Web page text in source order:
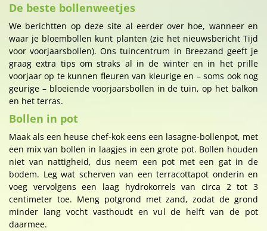
De beste bollenweetjes
We berichtten op deze site al eerder over hoe, wanneer en
waar je bloembollen kunt planten (zie het nieuwsbericht Tijd
voor voorjaarsbollen). Ons tuincentrum in Breezand geeft je
graag extra tips om straks al in de winter en in het prille
voorjaar op te kunnen fleuren van kleurige en – soms ook nog
geurige – bloeiende voorjaarsbollen in de tuin, op het balkon
en het terras.
Bollen in pot
Maak als een heuse chef-kok eens een lasagne-bollenpot, met
een mix van bollen in laagjes in een grote pot. Bollen houden
niet van nattigheid, dus neem een pot met een gat in de
bodem. Leg wat scherven van een terracottapot onderin en
voeg vervolgens een laag hydrokorrels van circa 2 tot 3
centimeter toe. Meng potgrond met zand, zodat de grond
minder lang vocht vasthoudt en vul de helft van de pot
daarmee.